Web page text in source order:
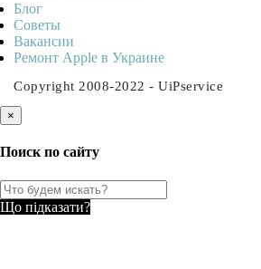
Блог
Советы
Ваканcии
Ремонт Apple в Украине
Copyright 2008-2022 - UiPservice
×
Поиск по сайту
Що підказати?